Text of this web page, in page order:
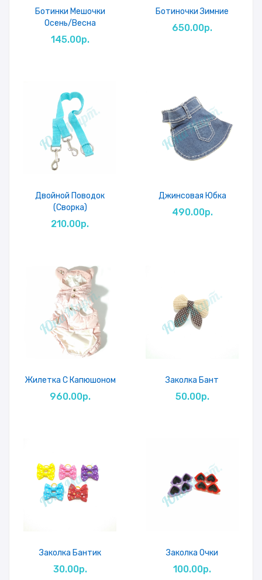
Ботинки Мешочки
Осень/весна
145.00р.
Ботиночки Зимние
650.00р.
Двойной Поводок
(Сворка)
210.00р.
Джинсовая Юбка
490.00р.
Жилетка С Капюшоном
960.00р.
Заколка Бант
50.00р.
Заколка Бантик
30.00р.
Заколка Очки
100.00р.